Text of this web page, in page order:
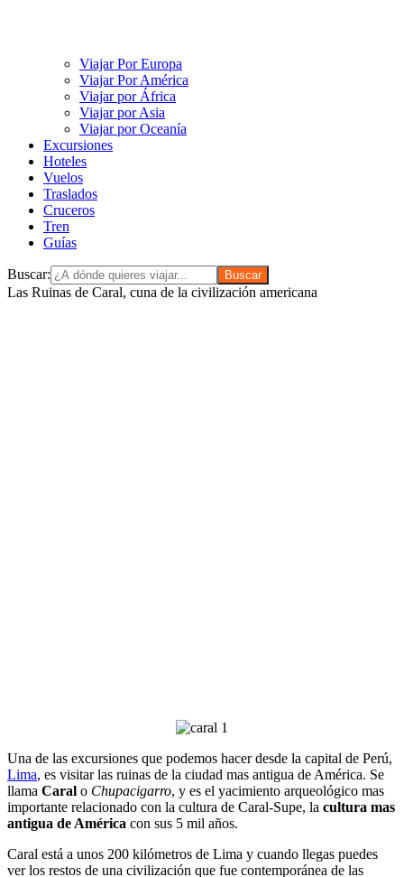
Viajar Por Europa
Viajar Por América
Viajar por África
Viajar por Asia
Viajar por Oceanía
Excursiones
Hoteles
Vuelos
Traslados
Cruceros
Tren
Guías
Buscar:
Las Ruinas de Caral, cuna de la civilización americana
Una de las excursiones que podemos hacer desde la capital de Perú,
Lima, es visitar las ruinas de la ciudad mas antigua de América. Se
llama Caral o Chupacigarro, y es el yacimiento arqueológico mas
importante relacionado con la cultura de Caral-Supe, la cultura mas
antigua de América con sus 5 mil años.
Caral está a unos 200 kilómetros de Lima y cuando llegas puedes
ver los restos de una civilización que fue contemporánea de las